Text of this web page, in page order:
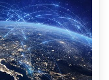
positiv zu
sie die